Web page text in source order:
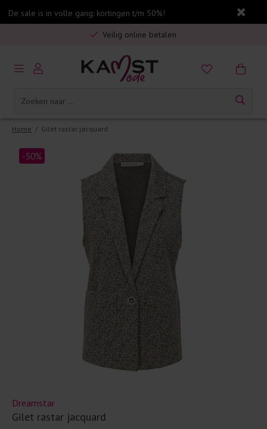
De sale is in volle gang: kortingen t/m 50%!
Gratis verzending in Nederland vanaf €75,-
Home / Gilet rastar jacquard
-50%
Dreamstar
Gilet rastar jacquard